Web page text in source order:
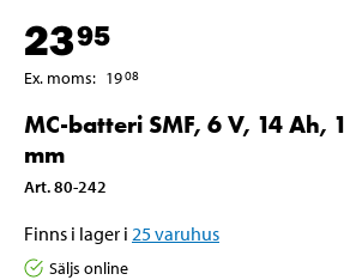
2395
Ex. moms: 1908
MC-batteri SMF, 6 V, 14 Ah,
mm
Art.80-242
Finns i lager i 25varuhus
Säljs online